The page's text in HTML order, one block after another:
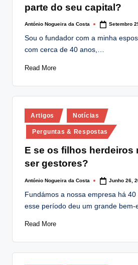
parte do seu capital?
Posted
António Nogueira da Costa Setembro
Sou o fundador com a minha
com cerca de 40 anos,…
Read More
Posted
in
Artigos Notícias
Perguntas & Respostas
E se os filhos herdeiros
ser gestores?
Posted
António Nogueira da Costa Junho 26,
Fundámos a nossa empresa há
esse período deu um grande bem-
Read More